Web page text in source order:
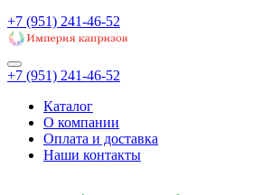
+7 (951) 241-46-52
+7 (951) 241-46-52
Каталог
О компании
Оплата и доставка
Наши контакты